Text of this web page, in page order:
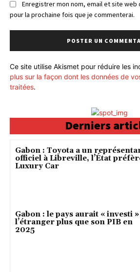
Enregistrer mon nom, email et site web
pour la prochaine fois que je commenterai.
Ce site utilise Akismet pour réduire les
plus sur la façon dont les données de
traitées.
Derniers
Gabon : Toyota a un
officiel à Libreville, l’État
Luxury Car
Gabon : le pays aurait « investi »
l’étranger plus que son PIB en
2025